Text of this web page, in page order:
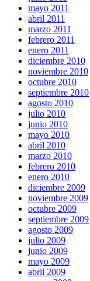
mayo 2011
abril 2011
marzo 2011
febrero 2011
enero 2011
diciembre 2010
noviembre 2010
octubre 2010
septiembre 2010
agosto 2010
julio 2010
junio 2010
mayo 2010
abril 2010
marzo 2010
febrero 2010
enero 2010
diciembre 2009
noviembre 2009
octubre 2009
septiembre 2009
agosto 2009
julio 2009
junio 2009
mayo 2009
abril 2009